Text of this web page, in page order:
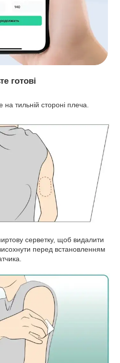
готові
на тильній стороні плеча.
серветку, щоб видалити
перед встановленням